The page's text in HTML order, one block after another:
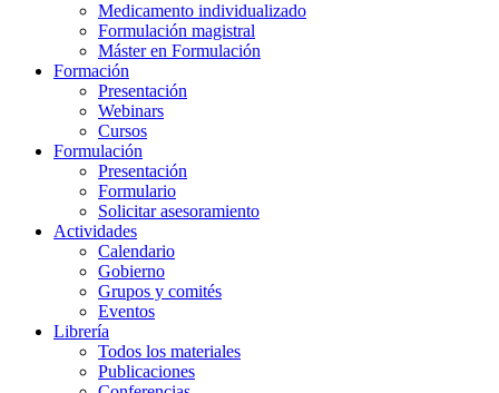
Medicamento individualizado
Formulación magistral
Máster en Formulación
Formación
Presentación
Webinars
Cursos
Formulación
Presentación
Formulario
Solicitar asesoramiento
Actividades
Calendario
Gobierno
Grupos y comités
Eventos
Librería
Todos los materiales
Publicaciones